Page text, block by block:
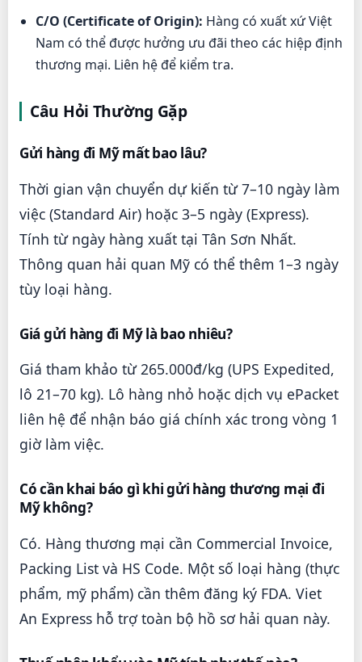
C/O (Certificate of Origin): Hàng có xuất xứ Việt
Nam có thể được hưởng ưu đãi theo các hiệp định
thương mại. Liên hệ để kiểm tra.
Câu Hỏi Thường Gặp
Gửi hàng đi Mỹ mất bao lâu?
Thời gian vận chuyển dự kiến từ 7–10 ngày làm
việc (Standard Air) hoặc 3–5 ngày (Express).
Tính từ ngày hàng xuất tại Tân Sơn Nhất.
Thông quan hải quan Mỹ có thể thêm 1–3 ngày
tùy loại hàng.
Giá gửi hàng đi Mỹ là bao nhiêu?
Giá tham khảo từ 265.000đ/kg (UPS Expedited,
lô 21–70 kg). Lô hàng nhỏ hoặc dịch vụ ePacket
liên hệ để nhận báo giá chính xác trong vòng 1
giờ làm việc.
Có cần khai báo gì khi gửi hàng thương mại đi
Mỹ không?
Có. Hàng thương mại cần Commercial Invoice,
Packing List và HS Code. Một số loại hàng (thực
phẩm, mỹ phẩm) cần thêm đăng ký FDA. Viet
An Express hỗ trợ toàn bộ hồ sơ hải quan này.